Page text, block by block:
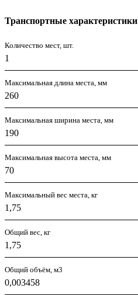
Транспортные характеристики
Количество мест, шт.
1
Максимальная длина места, мм
260
Максимальная ширина места, мм
190
Максимальная высота места, мм
70
Максимальный вес места, кг
1,75
Общий вес, кг
1,75
Общий объём, м3
0,003458